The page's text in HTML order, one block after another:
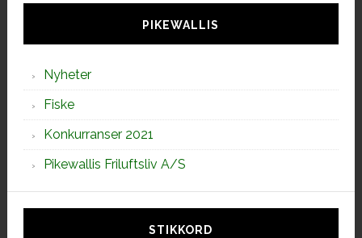
PIKEWALLIS
Nyheter
Fiske
Konkurranser 2021
Pikewallis Friluftsliv A/S
STIKKORD